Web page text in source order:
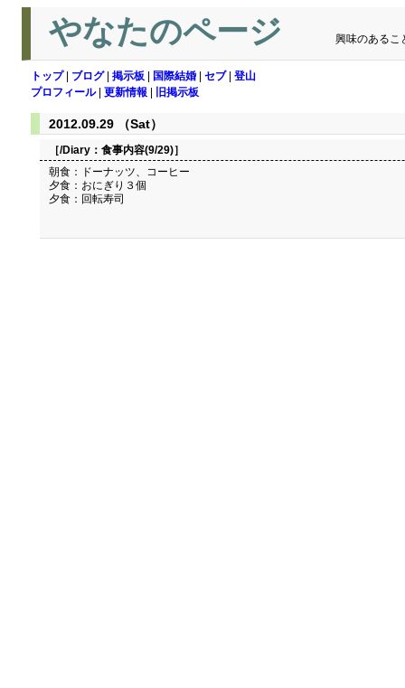
やなたのページ 興味のあるこ
トップ| ブログ| 掲示板 国際結婚 セブ| 登山
プロフィール| 更新情報 旧掲示板
2012.09.29 （Sat）
［/Diary： 食事内容(9/29)］
朝食：ドーナッツ、コーヒー
夕食：おにぎり３個
夕食：回転寿司